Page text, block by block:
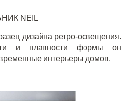
NEIL
дизайна ретро-освещения.
и плавности формы он
интерьеры домов.